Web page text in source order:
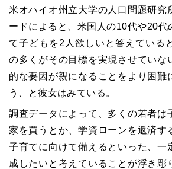
米オハイオ州立大学の人口問題研究
ードによると、米国人の10代や20代
て子どもを2人欲しいと答えている
の多くがその目標を実現させていな
的な要因が親になることをより困難
う、と彼女はみている。
調査データによって、多くの若者は
家を買うとか、学資ローンを返済す
子育てに向けて備えるといった、一
成したいと考えていることが浮き彫